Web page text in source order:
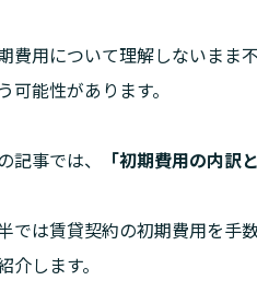
費用について理解しないまま
可能性があります。
記事では、 「初期費用の内訳
では賃貸契約の初期費用を手
介します。